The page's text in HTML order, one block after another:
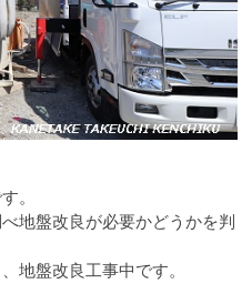
。
地盤改良が必要かどうかを判
地盤改良工事中です。